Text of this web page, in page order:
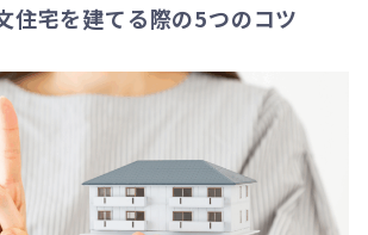
住宅を建てる際の5つのコツ